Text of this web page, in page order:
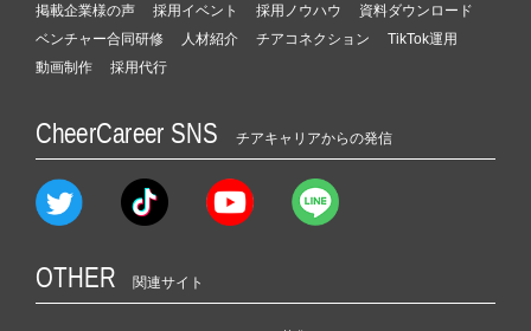
掲載企業様の声 採用イベント 採用ノウハウ
資料ダウンロード
ベンチャー合同研修
人材紹介 チアコネクション
TikTok運用
動画制作
採用代行
CheerCareer SNS チアキャリアからの発信
OTHER 関連サイト